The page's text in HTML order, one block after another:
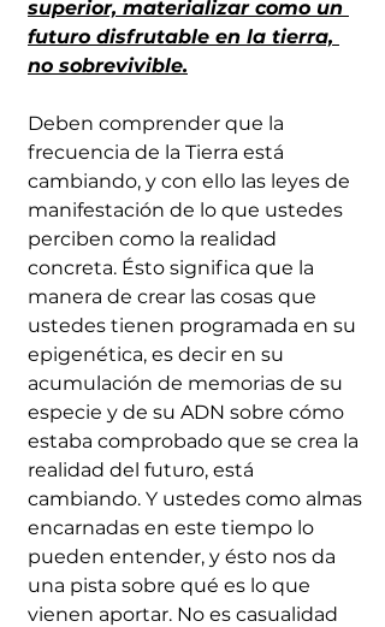
superior, materializar como un
futuro disfrutable en la tierra,
no sobrevivible.
Deben comprender que la
frecuencia de la Tierra está
cambiando, y con ello las leyes de
manifestación de lo que ustedes
perciben como la realidad
concreta. Ésto significa que la
manera de crear las cosas que
ustedes tienen programada en su
epigenética, es decir en su
acumulación de memorias de su
especie y de su ADN sobre cómo
estaba comprobado que se crea la
realidad del futuro, está
cambiando. Y ustedes como almas
encarnadas en este tiempo lo
pueden entender, y ésto nos da
una pista sobre qué es lo que
vienen aportar. No es casualidad